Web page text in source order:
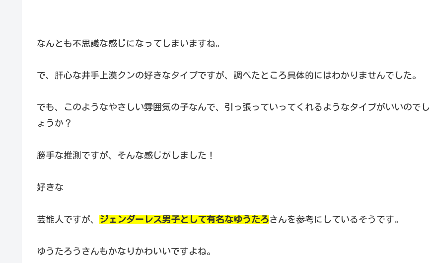
なんとも不思議な感じになってしまいますね。
で、肝心な井手上漠クンの好きなタイプですが、調べたところ具体的にはわかりませんでした。
でも、このようなやさしい雰囲気の子なんで、引っ張っていってくれるようなタイプがいいのでし
ょうか？
勝手な推測ですが、そんな感じがしました！
好きな
芸能人ですが、 ジェンダーレス男子として有名なゆうたろさんを参考にしているそうです。
ゆうたろうさんもかなりかわいいですよね。